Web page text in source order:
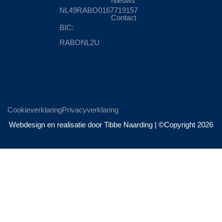
NL49RABO0167719157
BIC:
RABONL2U
Contact
Webdesign en realisatie door Tibbe Naarding | ©Copyright 2026
CookieverklaringPrivacyverklaring